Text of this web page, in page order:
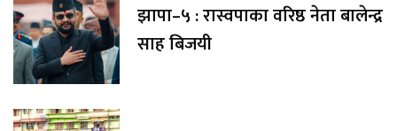
झापा–५ : रास्वपाका वरिष्ठ नेता बालेन्द्र
साह बिजयी